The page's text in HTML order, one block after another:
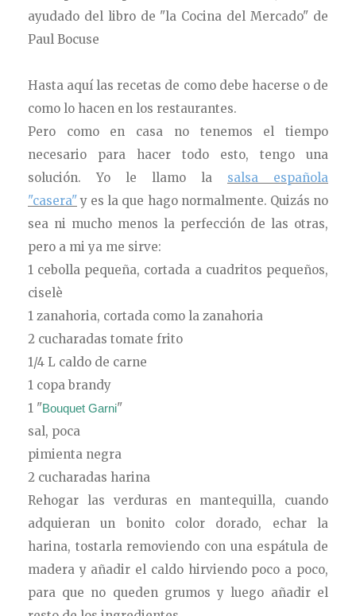
ayudado del libro de "la Cocina del Mercado" de
Paul Bocuse
Hasta aquí las recetas de como debe hacerse o de
como lo hacen en los restaurantes.
Pero como en casa no tenemos el tiempo
necesario para hacer todo esto, tengo una
solución. Yo le llamo la salsa española
"casera" y es la que hago normalmente. Quizás no
sea ni mucho menos la perfección de las otras,
pero a mi ya me sirve:
1 cebolla pequeña, cortada a cuadritos pequeños,
ciselè
1 zanahoria, cortada como la zanahoria
2 cucharadas tomate frito
1/4 L caldo de carne
1 copa brandy
1 "Bouquet Garni"
sal, poca
pimienta negra
2 cucharadas harina
Rehogar las verduras en mantequilla, cuando
adquieran un bonito color dorado, echar la
harina, tostarla removiendo con una espátula de
madera y añadir el caldo hirviendo poco a poco,
para que no queden grumos y luego añadir el